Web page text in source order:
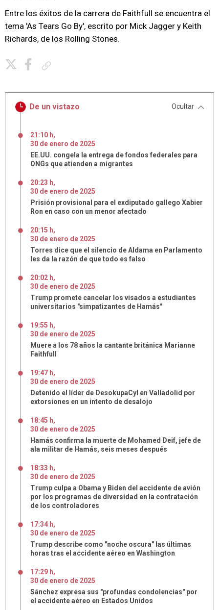
Entre los éxitos de la carrera de Faithfull se encuentra el
tema 'As Tears Go By', escrito por Mick Jagger y Keith
Richards, de los Rolling Stones.
De un vistazo Ocultar
21:10 h,
30 de enero de 2025
EE.UU. congela la entrega de fondos federales para
ONGs que atienden a migrantes
20:23 h,
30 de enero de 2025
Prisión provisional para el exdiputado gallego Xabier
Ron en caso con un menor afectado
20:15 h,
30 de enero de 2025
Torres dice que el silencio de Aldama en Parlamento
les da la razón de que todo es falso
20:02 h,
30 de enero de 2025
Trump promete cancelar los visados a estudiantes
universitarios "simpatizantes de Hamás"
19:55 h,
30 de enero de 2025
Muere a los 78 años la cantante británica Marianne
Faithfull
19:47 h,
30 de enero de 2025
Detenido el líder de DesokupaCyl en Valladolid por
extorsiones en un intento de desalojo
18:45 h,
30 de enero de 2025
Hamás confirma la muerte de Mohamed Deif, jefe de
ala militar de Hamás, seis meses después
18:33 h,
30 de enero de 2025
Trump culpa a Obama y Biden del accidente de avión
por los programas de diversidad en la contratación
de los controladores
17:34 h,
30 de enero de 2025
Trump describe como "noche oscura" las últimas
horas tras el accidente aéreo en Washington
17:29 h,
30 de enero de 2025
Sánchez expresa sus "profundas condolencias" por
el accidente aéreo en Estados Unidos